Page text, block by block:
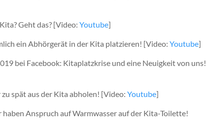
Geht das? [Video: Youtube]
ein Abhörgerät in der Kita platzieren! [Video: Youtube]
bei Facebook: Kitaplatzkrise und eine Neuigkeit von uns!
spät aus der Kita abholen! [Video: Youtube]
Anspruch auf Warmwasser auf der Kita-Toilette!